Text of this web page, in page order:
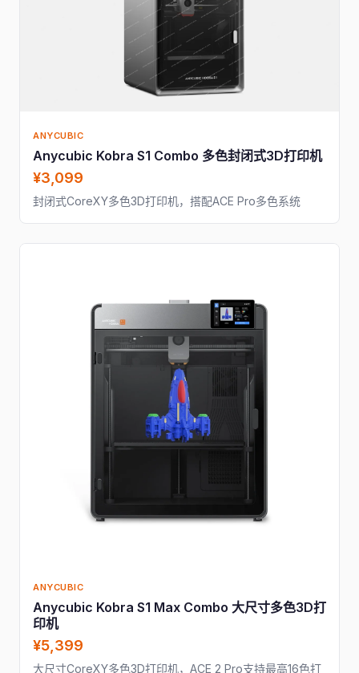
ANYCUBIC
Anycubic Kobra S1 Combo 多色封闭式3D打印机
¥3,099
封闭式CoreXY多色3D打印机，搭配ACE Pro多色系统
ANYCUBIC
Anycubic Kobra S1 Max Combo 大尺寸多色3D打
印机
¥5,399
大尺寸CoreXY多色3D打印机，ACE 2 Pro支持最高16色打